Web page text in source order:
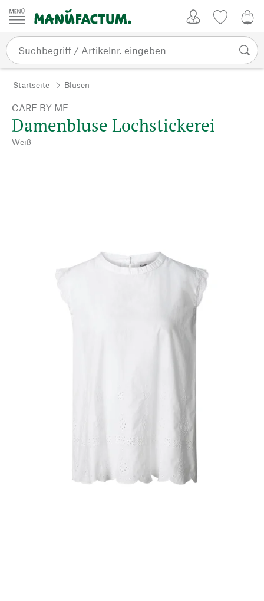
Zum Inhalt springen
Startseite Blusen
CARE BY ME
Damenbluse Lochstickerei
Weiß